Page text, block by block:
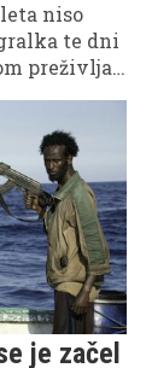
niso
te dni
preživlja
je začel